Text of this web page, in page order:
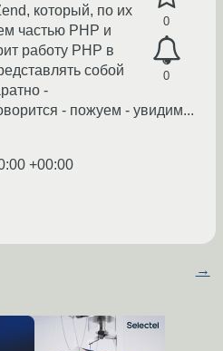
0
0
который, по их
частью PHP и
работу PHP в
собой
-
- пожуем - увидим...
+00:00
→